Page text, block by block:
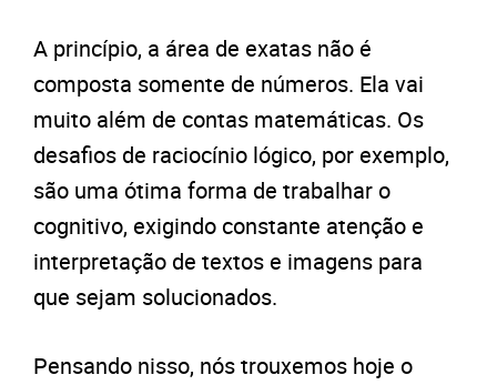
A princípio, a área de exatas não é
composta somente de números. Ela vai
muito além de contas matemáticas. Os
desafios de raciocínio lógico, por exemplo,
são uma ótima forma de trabalhar o
cognitivo, exigindo constante atenção e
interpretação de textos e imagens para
que sejam solucionados.
Pensando nisso, nós trouxemos hoje o